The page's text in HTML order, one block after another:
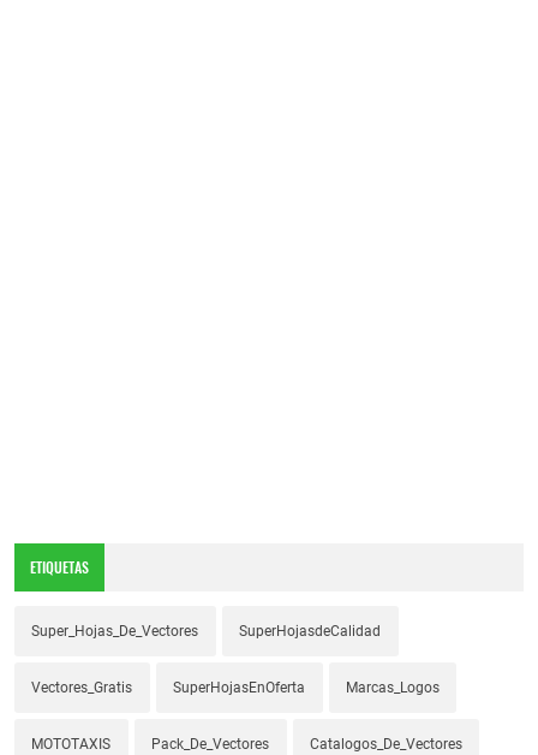
ETIQUETAS
Super_Hojas_De_Vectores SuperHojasdeCalidad
Vectores_Gratis SuperHojasEnOferta Marcas_Logos
MOTOTAXIS Pack_De_Vectores Catalogos_De_Vectores